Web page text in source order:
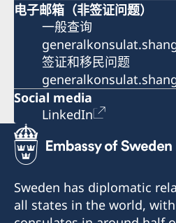
电子邮箱（非签证问题）
一般查询
签证和移民问题
Social media
LinkedIn
Sweden has diplomatic
all states in the world,